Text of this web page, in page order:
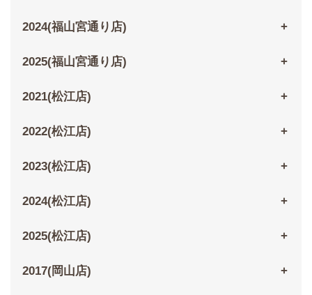
2024(福山宮通り店)
2025(福山宮通り店)
2021(松江店)
2022(松江店)
2023(松江店)
2024(松江店)
2025(松江店)
2017(岡山店)